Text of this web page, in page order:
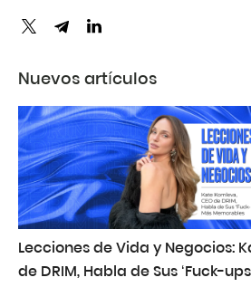
Nuevos artículos
Lecciones de Vida y Negocios:
de DRIM, Habla de Sus ‘Fuck-